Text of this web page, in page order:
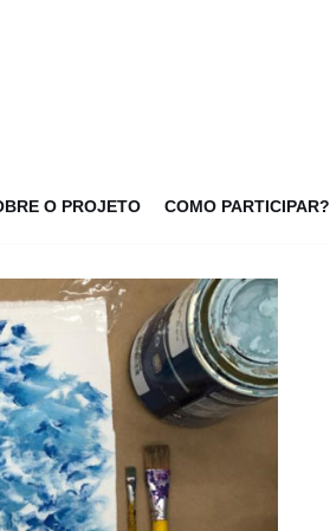
O PROJETO COMO PARTICIPAR?